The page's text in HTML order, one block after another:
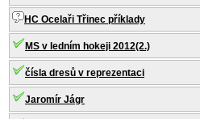
HC Ocelaři Třinec příklady
MS v ledním hokeji 2012(2.)
čísla dresů v reprezentaci
Jaromír Jágr